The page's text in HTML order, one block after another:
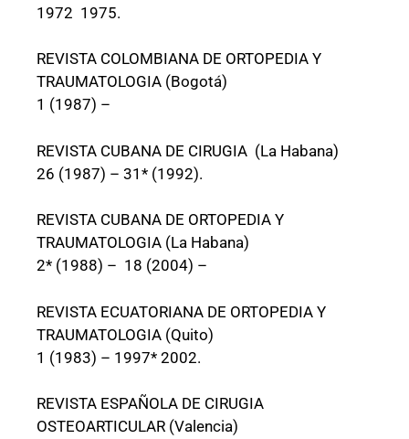
1972 1975.
REVISTA COLOMBIANA DE ORTOPEDIA Y
TRAUMATOLOGIA (Bogotá)
1 (1987) –
REVISTA CUBANA DE CIRUGIA (La Habana)
26 (1987) – 31* (1992).
REVISTA CUBANA DE ORTOPEDIA Y
TRAUMATOLOGIA (La Habana)
2* (1988) – 18 (2004) –
REVISTA ECUATORIANA DE ORTOPEDIA Y
TRAUMATOLOGIA (Quito)
1 (1983) – 1997* 2002.
REVISTA ESPAÑOLA DE CIRUGIA
OSTEOARTICULAR (Valencia)